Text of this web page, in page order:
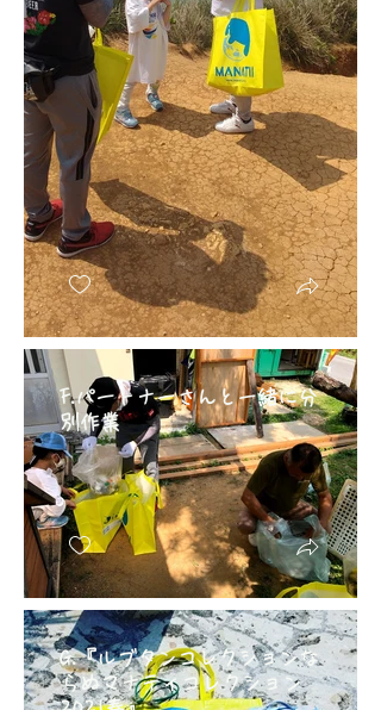
F.パートナーさんと一緒に分
別作業
G.『ルブタンコレクションな
らぬマナティコレクション